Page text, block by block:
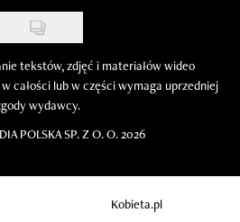
tekstów, zdjęć i materiałów wideo
całości lub w części wymaga uprzedniej
wydawcy.
POLSKA SP. Z O. O. 2026
Kobieta.pl